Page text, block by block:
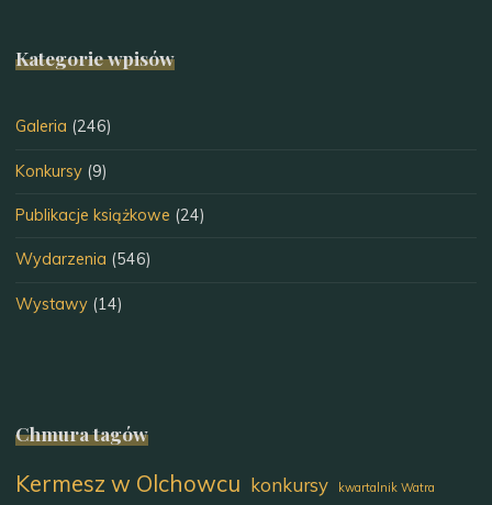
Kategorie wpisów
Galeria (246)
Konkursy (9)
Publikacje książkowe (24)
Wydarzenia (546)
Wystawy (14)
Chmura tagów
Kermesz w Olchowcu konkursy kwartalnik Watra